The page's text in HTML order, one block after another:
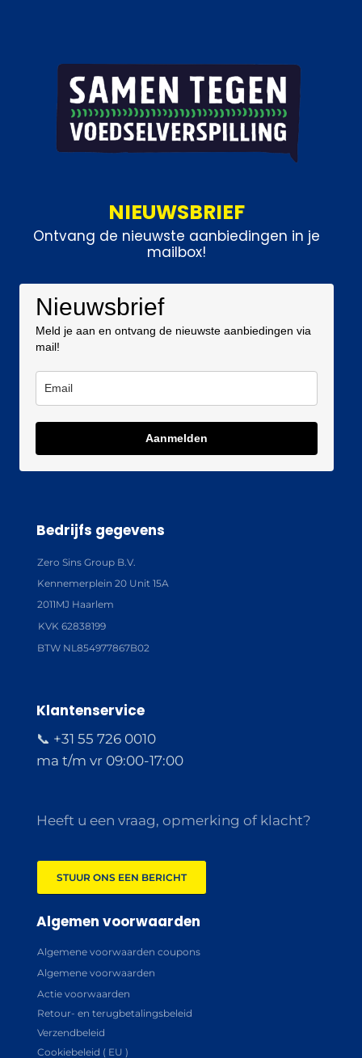
NIEUWSBRIEF
Ontvang de nieuwste aanbiedingen in je
mailbox!
Nieuwsbrief
Meld je aan en ontvang de nieuwste aanbiedingen via
mail!
Aanmelden
Bedrijfs gegevens
Zero Sins Group B.V.
Kennemerplein 20 Unit 15A
2011MJ Haarlem
KVK 62838199
BTW NL854977867B02
Klantenservice
📞 +31 55 726 0010
ma t/m vr 09:00-17:00
Heeft u een vraag, opmerking of klacht?
STUUR ONS EEN BERICHT
Algemen voorwaarden
Algemene voorwaarden coupons
Algemene voorwaarden
Actie voorwaarden
Retour- en terugbetalingsbeleid
Verzendbeleid
Cookiebeleid ( EU )